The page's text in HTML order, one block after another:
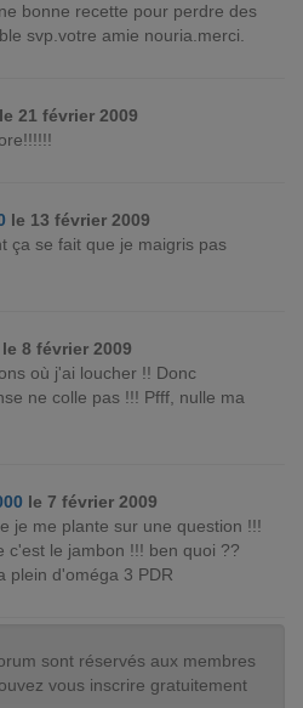
bonne recette pour perdre des
svp.votre amie nouria.merci.
le 21 février 2009
le 13 février 2009
ça se fait que je maigris pas
le 8 février 2009
où j'ai loucher !! Donc
ne colle pas !!! Pfff, nulle ma
le 7 février 2009
je me plante sur une question !!!
c'est le jambon !!! ben quoi ??
plein d'oméga 3 PDR
sont réservés aux membres
vous inscrire gratuitement